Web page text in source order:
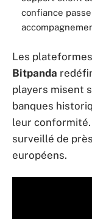
confiance
Les
Bitpanda
players misent
banques
leur conformité.
surveillé de près
européens.